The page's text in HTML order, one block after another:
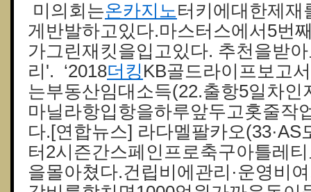
미의회는온카지노터키에대한제재
게반발하고있다.마스터스에서5번
가그린재킷을입고있다. 추천을받
리'. ‘2018더킹 KB골드라이프보고
는부동산임대소득(22.출항5일차인
마닐라항입항을하루앞두고홋줄작
다.[연합뉴스] 라다멜팔카오(33·AS
터2시즌간스페인프로축구아틀레
을몰아쳤다.건립비에관리·운영비